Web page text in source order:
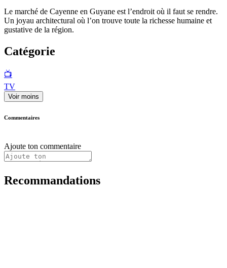
Le marché de Cayenne en Guyane est l’endroit où il faut se rendre.
Un joyau architectural où l’on trouve toute la richesse humaine et
gustative de la région.
Catégorie
📺
TV
Voir moins
Commentaires
Ajoute ton commentaire
Recommandations